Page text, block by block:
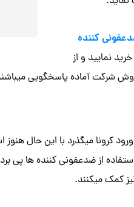
کننده
نمایید و از
شرکت آماده پاسخگویی
کرونا میگذرد با این حال هنوز
از ضدعفونی کننده ها پی
کمک میکنند.